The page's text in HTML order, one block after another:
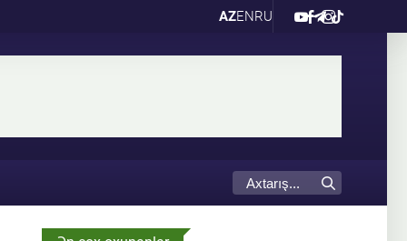
AZENRU